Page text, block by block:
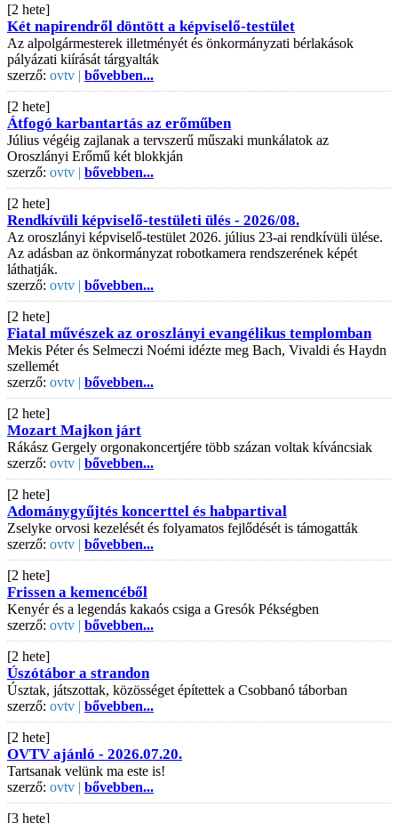
[2 hete]
Két napirendről döntött a képviselő-testület
Az alpolgármesterek illetményét és önkormányzati bérlakások
pályázati kiírását tárgyalták
szerző: ovtv | bővebben...
[2 hete]
Átfogó karbantartás az erőműben
Július végéig zajlanak a tervszerű műszaki munkálatok az
Oroszlányi Erőmű két blokkján
szerző: ovtv | bővebben...
[2 hete]
Rendkívüli képviselő-testületi ülés - 2026/08.
Az oroszlányi képviselő-testület 2026. július 23-ai rendkívüli ülése.
Az adásban az önkormányzat robotkamera rendszerének képét
láthatják.
szerző: ovtv | bővebben...
[2 hete]
Fiatal művészek az oroszlányi evangélikus templomban
Mekis Péter és Selmeczi Noémi idézte meg Bach, Vivaldi és Haydn
szellemét
szerző: ovtv | bővebben...
[2 hete]
Mozart Majkon járt
Rákász Gergely orgonakoncertjére több százan voltak kíváncsiak
szerző: ovtv | bővebben...
[2 hete]
Adománygyűjtés koncerttel és habpartival
Zselyke orvosi kezelését és folyamatos fejlődését is támogatták
szerző: ovtv | bővebben...
[2 hete]
Frissen a kemencéből
Kenyér és a legendás kakaós csiga a Gresók Pékségben
szerző: ovtv | bővebben...
[2 hete]
Úszótábor a strandon
Úsztak, játszottak, közösséget építettek a Csobbanó táborban
szerző: ovtv | bővebben...
[2 hete]
OVTV ajánló - 2026.07.20.
Tartsanak velünk ma este is!
szerző: ovtv | bővebben...
[3 hete]